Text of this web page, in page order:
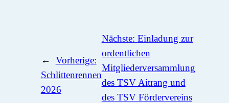
←
Vorherige:
Schlittenrennen
2026
Nächste: Einladung zur
ordentlichen
Mitgliederversammlung
des TSV Aitrang und
des TSV Fördervereins